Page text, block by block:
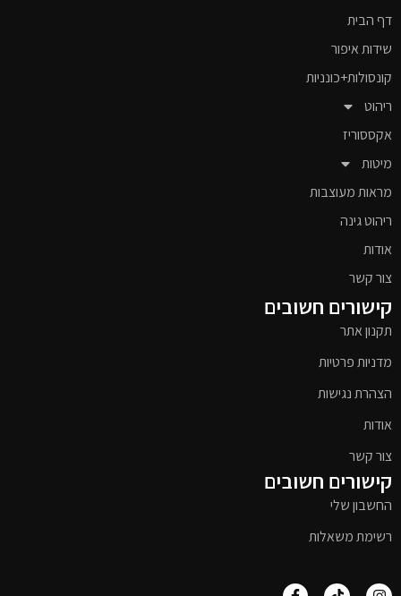
דף הבית
שידות איפור
קונסולות+כונניות
ריהוט
אקססוריז
מיטות
מראות מעוצבות
ריהוט גינה
אודות
צור קשר
קישורים חשובים
תקנון אתר
מדניות פרטיות
הצהרת נגישות
אודות
צור קשר
קישורים חשובים
החשבון שלי
רשימת משאלות